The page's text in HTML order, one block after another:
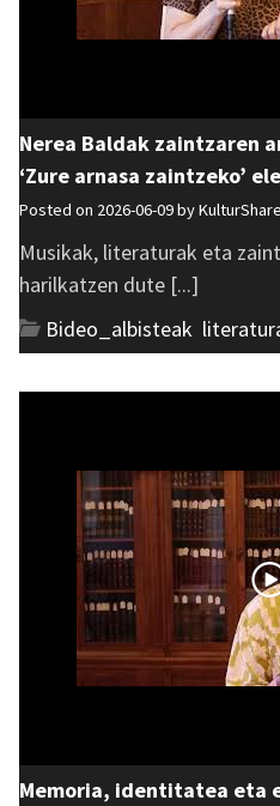
Nerea Baldak zaintzaren
‘Zure arnasa zaintzeko’
Posted on 2026-06-09 by
Musikak, literaturak eta
harilkatzen dute [...]
Bideo_albisteak
Memoria, identitatea eta